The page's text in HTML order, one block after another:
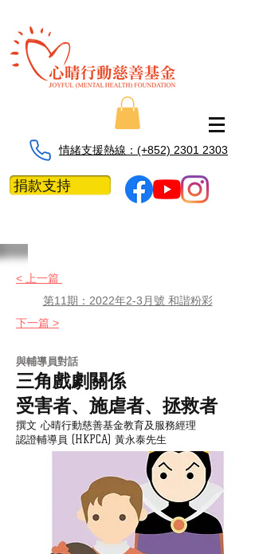
情緒支援熱線：​​(+852) 2301 2303
捐款支持
< 上一篇
第11期：2022年2-3月號 和諧粉彩
下一篇 >
​與輔導員對話
三角戲劇關係
受害者、施虐者、拯救者
撰文 心晴行動慈善基金教育及服務經理
認證輔導員 (HKPCA) 黃永泰先生